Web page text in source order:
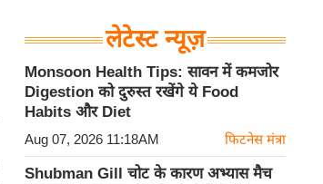
लेटेस्ट न्यूज़
Monsoon Health Tips: सावन में कमजोर
Digestion को दुरुस्त रखेंगे ये Food
Habits और Diet
Aug 07, 2026 11:18AM फिटनेस मंत्रा
Shubman Gill चोट के कारण अभ्यास मैच